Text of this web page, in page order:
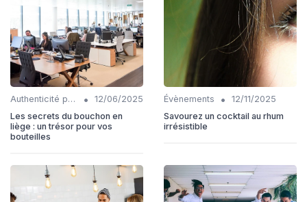
Authenticité produits •
12/06/2025
Les secrets du bouchon en
liège : un trésor pour vos
bouteilles
Évènements •
12/11/2025
Savourez un cocktail au rhum
irrésistible